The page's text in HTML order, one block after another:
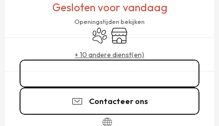
Gesloten voor vandaag
Openingstijden bekijken
Dieren toegelaten
Winkel op
+ 10 andere dienst(en)
Contacteer ons